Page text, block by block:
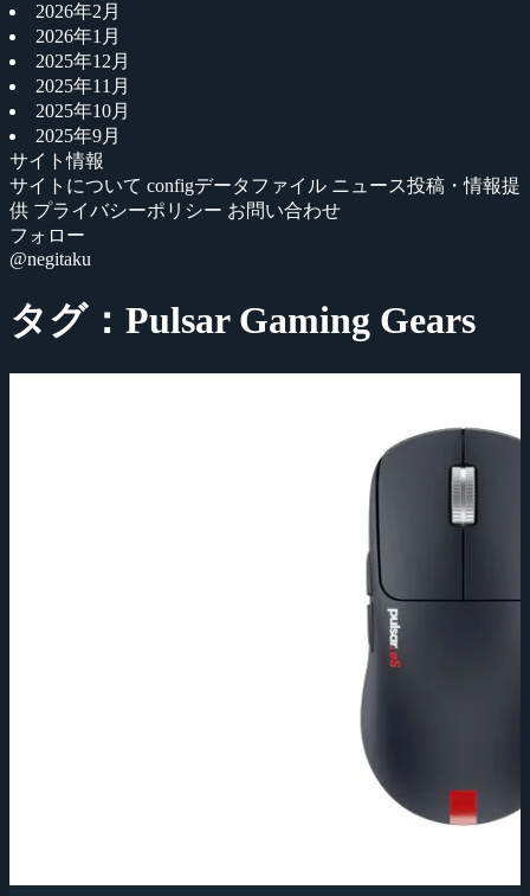
2026年2月
2026年1月
2025年12月
2025年11月
2025年10月
2025年9月
サイト情報
サイトについて configデータファイル ニュース投稿・情報提
供 プライバシーポリシー お問い合わせ
フォロー
@negitaku
タグ：Pulsar Gaming Gears